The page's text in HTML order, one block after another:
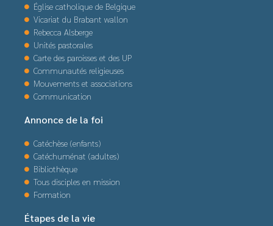
Église catholique de Belgique
Vicariat du Brabant wallon
Rebecca Alsberge
Unités pastorales
Carte des paroisses et des UP
Communautés religieuses
Mouvements et associations
Communication
Annonce de la foi
Catéchèse (enfants)
Catéchuménat (adultes)
Bibliothèque
Tous disciples en mission
Formation
Étapes de la vie